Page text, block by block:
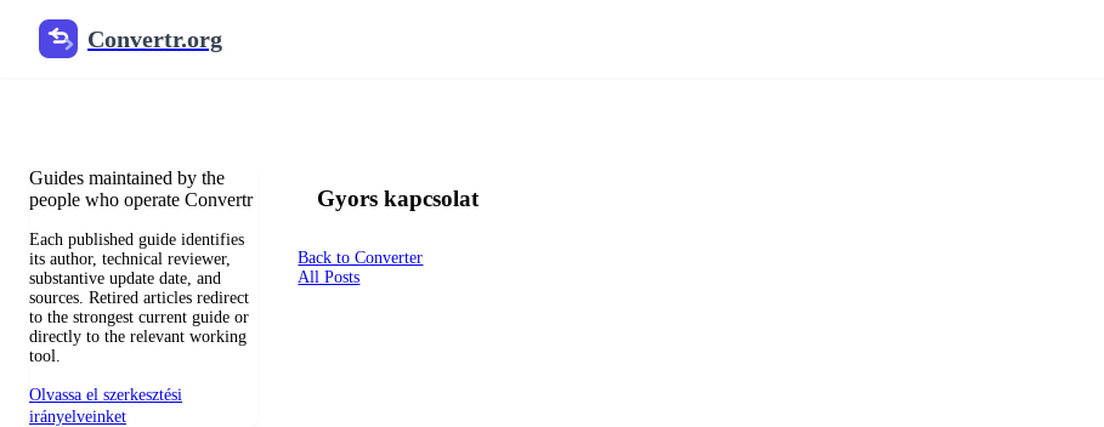
Convertr.org
A blog dokumentumátváltása
Guides maintained by the
people who operate Convertr
Each published guide identifies
its author, technical reviewer,
substantive update date, and
sources. Retired articles redirect
to the strongest current guide or
directly to the relevant working
tool.
Olvassa el szerkesztési
irányelveinket
Gyors kapcsolat
Back to Converter
All Posts